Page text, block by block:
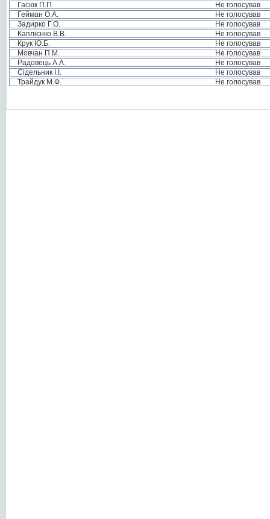
Гасюк П.П.
Не голосував
Гейман О.А.
Не голосував
Задирко Г.О.
Не голосував
Каплієнко В.В.
Не голосував
Крук Ю.Б.
Не голосував
Мовчан П.М.
Не голосував
Радовець А.А.
Не голосував
Сідельник І.І.
Не голосував
Трайдук М.Ф.
Не голосував